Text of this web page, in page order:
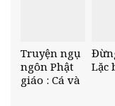
Truyện ngụ
ngôn Phật
giáo : Cá và
Lặc